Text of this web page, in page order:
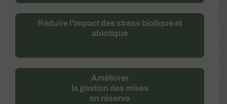
Réduire l’impact des stress biotique et
abiotique
Améliorer
la gestion des mises
en réserve